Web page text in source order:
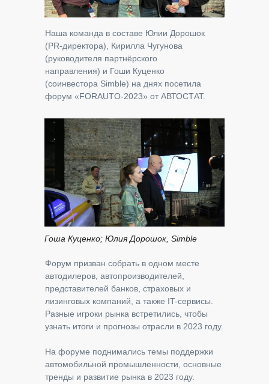
Наша команда в составе Юлии Дорошок
(PR-директора), Кирилла Чугунова
(руководителя партнёрского
направления) и Гоши Куценко
(соинвестора Simble) на днях посетила
форум «FORAUTO-2023» от АВТОСТАТ.
Гоша Куценко; Юлия Дорошок, Simble
Форум призван собрать в одном месте
автодилеров, автопроизводителей,
представителей банков, страховых и
лизинговых компаний, а также IT-сервисы.
Разные игроки рынка встретились, чтобы
узнать итоги и прогнозы отрасли в 2023 году.
На форуме поднимались темы поддержки
автомобильной промышленности, основные
тренды и развитие рынка в 2023 году.